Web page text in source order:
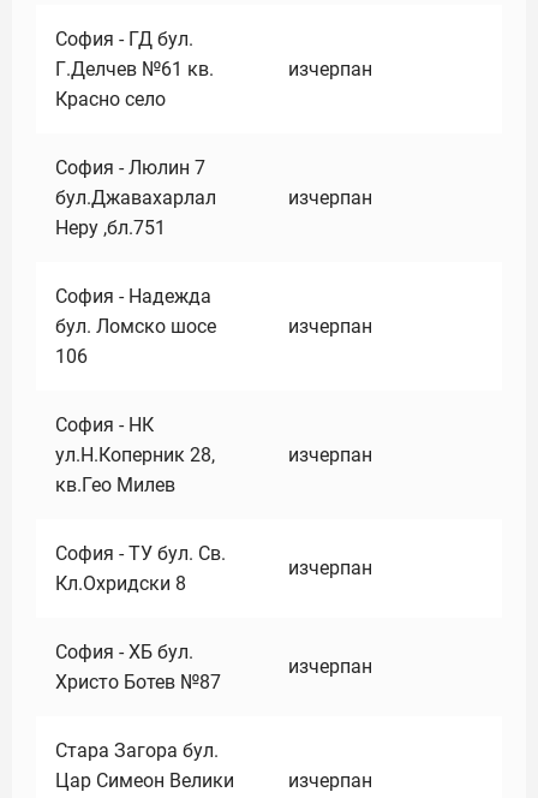
София - ГД бул.
Г.Делчев №61 кв.
Красно село
изчерпан
София - Люлин 7
бул.Джавахарлал
Неру ,бл.751
изчерпан
София - Надежда
бул. Ломско шосе
106
изчерпан
София - НК
ул.Н.Коперник 28,
кв.Гео Милев
изчерпан
София - ТУ бул. Св.
Кл.Охридски 8
изчерпан
София - ХБ бул.
Христо Ботев №87
изчерпан
Стара Загора бул.
Цар Симеон Велики
изчерпан